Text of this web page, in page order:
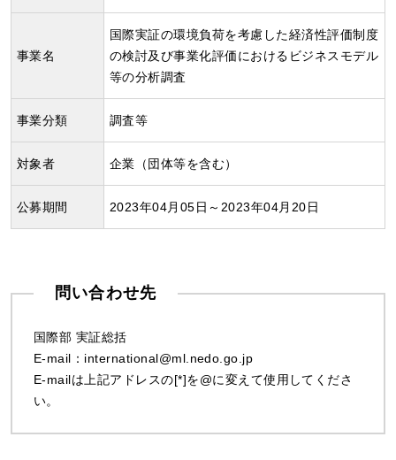
事業名
国際実証の環境負荷を考慮した経済性評価制度
の検討及び事業化評価におけるビジネスモデル
等の分析調査
事業分類 調査等
対象者 企業（団体等を含む）
公募期間 2023年04月05日～2023年04月20日
問い合わせ先
国際部 実証総括
E-mail：international@ml.nedo.go.jp
E-mailは上記アドレスの[*]を@に変えて使用してくださ
い。